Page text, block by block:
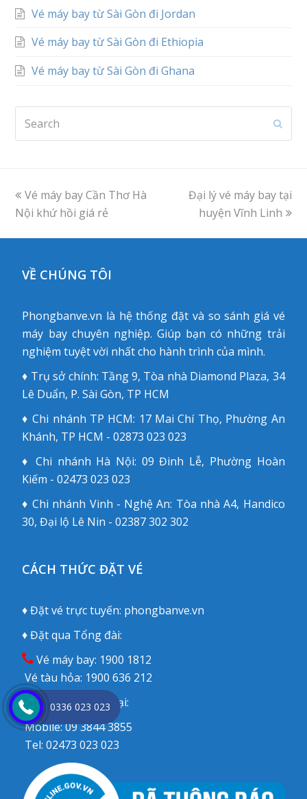
Vé máy bay từ Sài Gòn đi Jordan
Vé máy bay từ Sài Gòn đi Ethiopia
Vé máy bay từ Sài Gòn đi Ghana
previous
post:
Vé máy bay Cần Thơ Hà
Nội khứ hồi giá rẻ
next
post:
Đại lý vé máy bay tại
huyện Vĩnh Linh
VỀ CHÚNG TÔI
Phongbanve.vn là hệ thống đặt và so sánh giá vé
máy bay chuyên nghiệp. Giúp bạn có những trải
nghiệm tuyệt vời nhất cho hành trình của mình.
♦ Trụ sở chính: Tầng 9, Tòa nhà Diamond Plaza, 34
Lê Duẩn, P. Sài Gòn, TP HCM
♦ Chi nhánh TP HCM: 17 Mai Chí Thọ, Phường An
Khánh, TP HCM - 02873 023 023
♦ Chi nhánh Hà Nội: 09 Đinh Lễ, Phường Hoàn
Kiếm - 02473 023 023
♦ Chi nhánh Vinh - Nghệ An: Tòa nhà A4, Handico
30, Đại lộ Lê Nin - 02387 302 302
CÁCH THỨC ĐẶT VÉ
♦ Đặt vé trực tuyến: phongbanve.vn
♦ Đặt qua Tổng đài:
Vé máy bay: 1900 1812
Vé tàu hỏa: 1900 636 212
♦ Đặt qua Điện thoại:
Mobile:09 3844 3855
Tel:02473 023 023
0336 023 023